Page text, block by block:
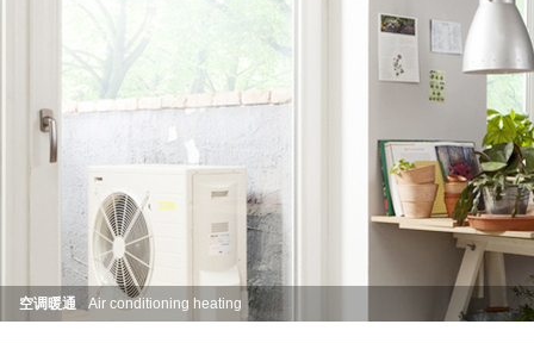
空调暖通 Air conditioning heating